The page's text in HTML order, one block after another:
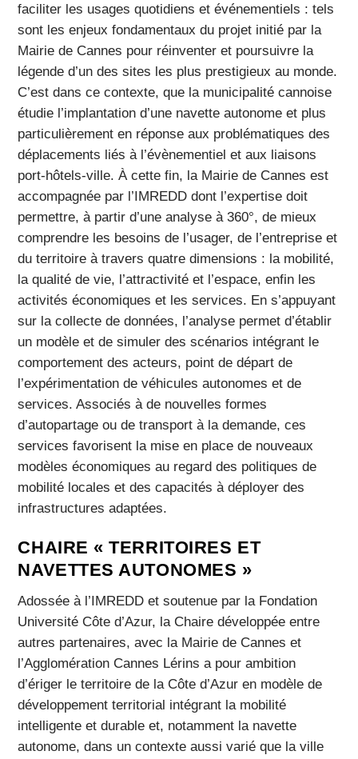
faciliter les usages quotidiens et événementiels : tels
sont les enjeux fondamentaux du projet initié par la
Mairie de Cannes pour réinventer et poursuivre la
légende d’un des sites les plus prestigieux au monde.
C’est dans ce contexte, que la municipalité cannoise
étudie l’implantation d’une navette autonome et plus
particulièrement en réponse aux problématiques des
déplacements liés à l’évènementiel et aux liaisons
port-hôtels-ville. À cette fin, la Mairie de Cannes est
accompagnée par l’IMREDD dont l’expertise doit
permettre, à partir d’une analyse à 360°, de mieux
comprendre les besoins de l’usager, de l’entreprise et
du territoire à travers quatre dimensions : la mobilité,
la qualité de vie, l’attractivité et l’espace, enfin les
activités économiques et les services. En s’appuyant
sur la collecte de données, l’analyse permet d’établir
un modèle et de simuler des scénarios intégrant le
comportement des acteurs, point de départ de
l’expérimentation de véhicules autonomes et de
services. Associés à de nouvelles formes
d’autopartage ou de transport à la demande, ces
services favorisent la mise en place de nouveaux
modèles économiques au regard des politiques de
mobilité locales et des capacités à déployer des
infrastructures adaptées.
CHAIRE « TERRITOIRES ET
NAVETTES AUTONOMES »
Adossée à l’IMREDD et soutenue par la Fondation
Université Côte d’Azur, la Chaire développée entre
autres partenaires, avec la Mairie de Cannes et
l’Agglomération Cannes Lérins a pour ambition
d’ériger le territoire de la Côte d’Azur en modèle de
développement territorial intégrant la mobilité
intelligente et durable et, notamment la navette
autonome, dans un contexte aussi varié que la ville